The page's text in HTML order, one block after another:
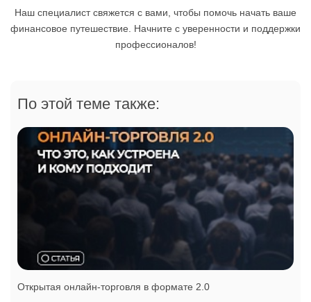
Наш специалист свяжется с вами, чтобы помочь начать ваше
финансовое путешествие. Начните с уверенности и поддержки
профессионалов!
По этой теме также:
Открытая онлайн-торговля в формате 2.0